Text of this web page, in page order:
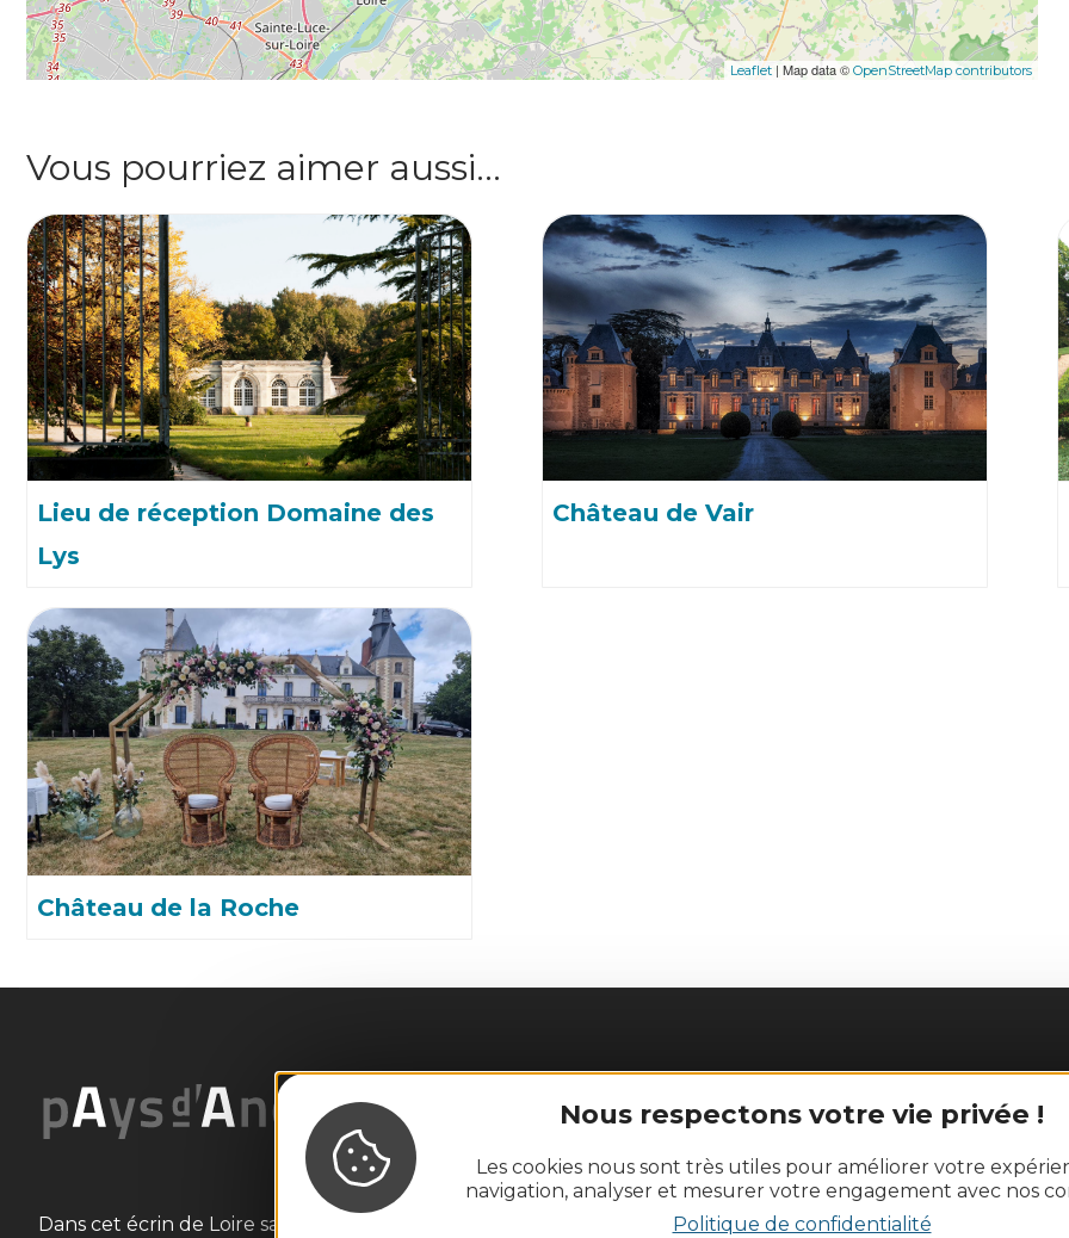
Nous respectons votre vie privée !
Les cookies nous sont très utiles pour améliorer votre
navigation, analyser et mesurer votre engagement avec nos
Politique de confidentialité
Leaflet | Map data © OpenStreetMap contributors
Vous pourriez aimer aussi…
Lieu de réception Domaine des
Lys
Château de Vair
Château de la Roche
Dans cet écrin de Loire sauvage aux coteaux plantés de vignes, vivez pleinement un week-end romantique